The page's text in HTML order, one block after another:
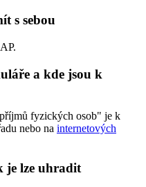
s sebou
a kde jsou k
fyzických osob" je k
nebo na internetových
je lze uhradit